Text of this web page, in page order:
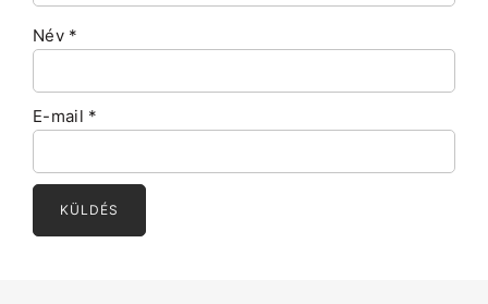
Név *
E-mail *